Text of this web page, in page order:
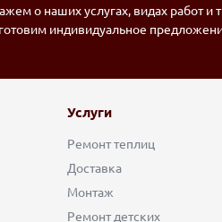
о наших услугах, видах работ и
индивидуальное
Услуги
Ремонт теплиц
Доставка
Монтаж
Ремонт детских